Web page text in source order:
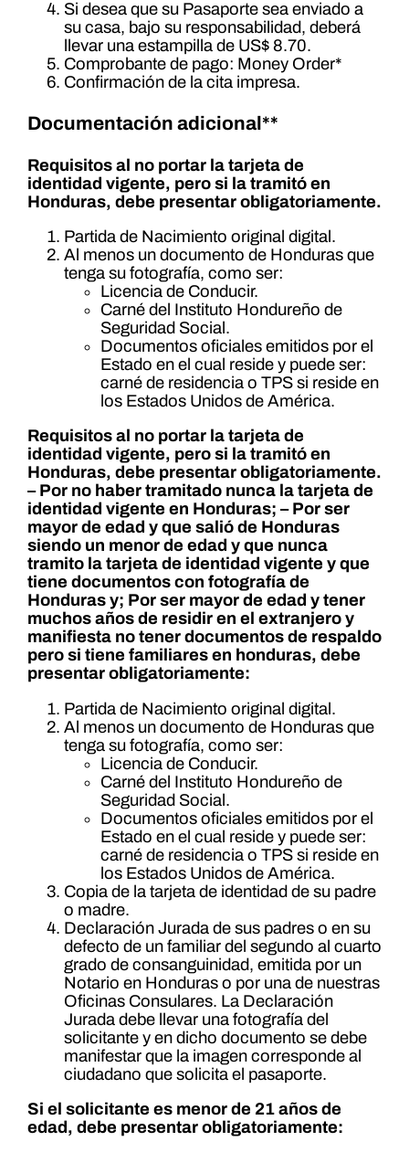
Si desea que su Pasaporte sea enviado a
su casa, bajo su responsabilidad, deberá
llevar una estampilla de US$ 8.70.
Comprobante de pago: Money Order*
Confirmación de la cita impresa.
Documentación adicional**
Requisitos al no portar la tarjeta de
identidad vigente, pero si la tramitó en
Honduras, debe presentar obligatoriamente.
Partida de Nacimiento original digital.
Al menos un documento de Honduras que
tenga su fotografía, como ser:
Licencia de Conducir.
Carné del Instituto Hondureño de
Seguridad Social.
Documentos oficiales emitidos por el
Estado en el cual reside y puede ser:
carné de residencia o TPS si reside en
los Estados Unidos de América.
Requisitos al no portar la tarjeta de
identidad vigente, pero si la tramitó en
Honduras, debe presentar obligatoriamente.
– Por no haber tramitado nunca la tarjeta de
identidad vigente en Honduras; – Por ser
mayor de edad y que salió de Honduras
siendo un menor de edad y que nunca
tramito la tarjeta de identidad vigente y que
tiene documentos con fotografía de
Honduras y; Por ser mayor de edad y tener
muchos años de residir en el extranjero y
manifiesta no tener documentos de respaldo
pero si tiene familiares en honduras, debe
presentar obligatoriamente:
Partida de Nacimiento original digital.
Al menos un documento de Honduras que
tenga su fotografía, como ser:
Licencia de Conducir.
Carné del Instituto Hondureño de
Seguridad Social.
Documentos oficiales emitidos por el
Estado en el cual reside y puede ser:
carné de residencia o TPS si reside en
los Estados Unidos de América.
Copia de la tarjeta de identidad de su padre
o madre.
Declaración Jurada de sus padres o en su
defecto de un familiar del segundo al cuarto
grado de consanguinidad, emitida por un
Notario en Honduras o por una de nuestras
Oficinas Consulares. La Declaración
Jurada debe llevar una fotografía del
solicitante y en dicho documento se debe
manifestar que la imagen corresponde al
ciudadano que solicita el pasaporte.
Si el solicitante es menor de 21 años de
edad, debe presentar obligatoriamente: